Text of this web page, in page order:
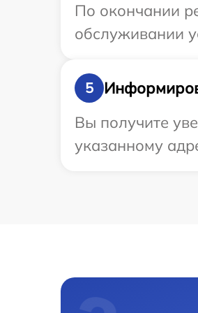
По окончании
обслуживании
5
Вы получите
указанному